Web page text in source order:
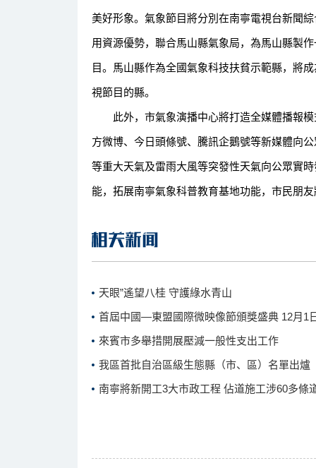
美好形象。氣象節目將分別在南寧電視台新聞
用資源優勢，聯合馬山縣氣象局，為馬山縣製
目。馬山縣作為全國氣象科技扶貧示範縣，將
視節目的縣。
此外，市氣象演播中心將打造全媒體播報模
方微博、今日頭條號、騰訊企鵝號等新媒體向
等重大天氣及雷雨大風等突發性天氣向公眾實
能，拓展南寧氣象科普教育基地功能，市民朋
天眼”遙望八桂 守護綠水青山
首屆中國—東盟國際微映像節頒獎盛典 12月1
來賓市多舉措開展壓減一般性支出工作
我區首批自治區級生態縣（市、區）名單出爐
南寧將新開工3大市政工程 佔道施工涉60多條